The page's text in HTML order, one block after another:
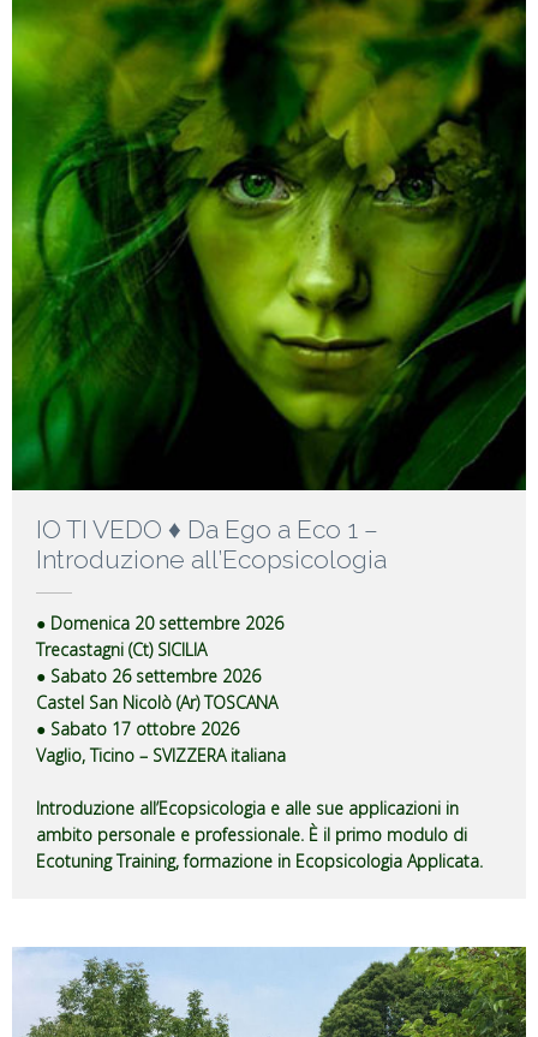
IO TI VEDO ♦ Da Ego a Eco 1 –
Introduzione all’Ecopsicologia
● Domenica 20 settembre 2026
Trecastagni (Ct) SICILIA
● Sabato 26 settembre 2026
Castel San Nicolò (Ar) TOSCANA
● Sabato 17 ottobre 2026
Vaglio, Ticino – SVIZZERA italiana
Introduzione all’Ecopsicologia e alle sue applicazioni in
ambito personale e professionale. È il primo modulo di
Ecotuning Training, formazione in Ecopsicologia Applicata.